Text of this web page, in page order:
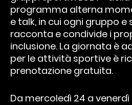
programma alterna
e talk, in cui ogni gruppo e
racconta e condivide i
inclusione. La giornata è
per le attività sportive è
prenotazione gratuita.
Da mercoledì 24 a